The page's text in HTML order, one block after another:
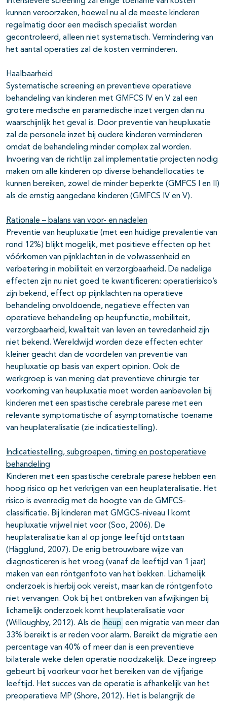
kunnen veroorzaken, hoewel nu al de meeste kinderen
regelmatig door een medisch specialist worden
gecontroleerd, alleen niet systematisch. Vermindering van
het aantal operaties zal de kosten verminderen.
Haalbaarheid
Systematische screening en preventieve operatieve
behandeling van kinderen met GMFCS IV en V zal een
grotere medische en paramedische inzet vergen dan nu
waarschijnlijk het geval is. Door preventie van heupluxatie
zal de personele inzet bij oudere kinderen verminderen
omdat de behandeling minder complex zal worden.
Invoering van de richtlijn zal implementatie projecten nodig
maken om alle kinderen op diverse behandellocaties te
kunnen bereiken, zowel de minder beperkte (GMFCS I en II)
als de ernstig aangedane kinderen (GMFCS IV en V).
Rationale – balans van voor- en nadelen
Preventie van heupluxatie (met een huidige prevalentie van
rond 12%) blijkt mogelijk, met positieve effecten op het
vóórkomen van pijnklachten in de volwassenheid en
verbetering in mobiliteit en verzorgbaarheid. De nadelige
effecten zijn nu niet goed te kwantificeren: operatierisico’s
zijn bekend, effect op pijnklachten na operatieve
behandeling onvoldoende, negatieve effecten van
operatieve behandeling op heupfunctie, mobiliteit,
verzorgbaarheid, kwaliteit van leven en tevredenheid zijn
niet bekend. Wereldwijd worden deze effecten echter
kleiner geacht dan de voordelen van preventie van
heupluxatie op basis van expert opinion. Ook de
werkgroep is van mening dat preventieve chirurgie ter
voorkoming van heupluxatie moet worden aanbevolen bij
kinderen met een spastische cerebrale parese met een
relevante symptomatische of asymptomatische toename
van heuplateralisatie (zie indicatiestelling).
Indicatiestelling, subgroepen, timing en postoperatieve
behandeling
Kinderen met een spastische cerebrale parese hebben een
hoog risico op het verkrijgen van een heuplateralisatie. Het
risico is evenredig met de hoogte van de GMFCS-
classificatie. Bij kinderen met GMGCS-niveau I komt
heupluxatie vrijwel niet voor (Soo, 2006). De
heuplateralisatie kan al op jonge leeftijd ontstaan
(Hägglund, 2007). De enig betrouwbare wijze van
diagnosticeren is het vroeg (vanaf de leeftijd van 1 jaar)
maken van een röntgenfoto van het bekken. Lichamelijk
onderzoek is hierbij ook vereist, maar kan de röntgenfoto
niet vervangen. Ook bij het ontbreken van afwijkingen bij
lichamelijk onderzoek komt heuplateralisatie voor
(Willoughby, 2012). Als de
heup een migratie van meer dan
33% bereikt is er reden voor alarm. Bereikt de migratie een
percentage van 40% of meer dan is een preventieve
bilaterale weke delen operatie noodzakelijk. Deze ingreep
gebeurt bij voorkeur voor het bereiken van de vijfjarige
leeftijd. Het succes van de operatie is afhankelijk van het
preoperatieve MP (Shore, 2012). Het is belangrijk de